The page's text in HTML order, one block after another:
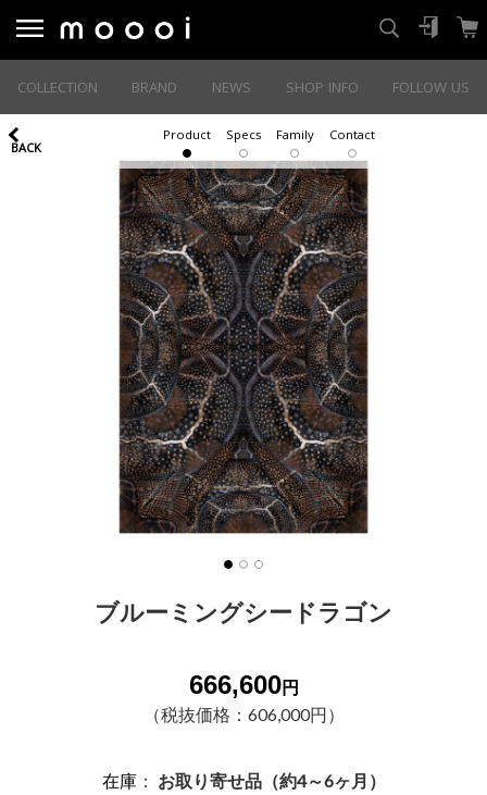
COLLECTION BRAND NEWS SHOP INFO FOLLOW US
BACK
Product Specs Family Contact
ブルーミングシードラゴン
666,600円
（税抜価格：606,000円）
在庫： お取り寄せ品（約4～6ヶ月）